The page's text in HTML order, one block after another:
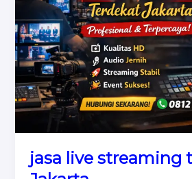
Event
Organizer
jasa live streaming